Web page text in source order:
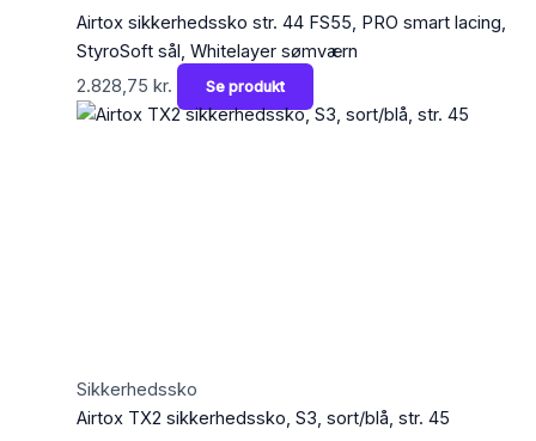
Airtox sikkerhedssko str. 44 FS55, PRO smart lacing,
StyroSoft sål, Whitelayer sømværn
2.828,75 kr. Se produkt
Sikkerhedssko
Airtox TX2 sikkerhedssko, S3, sort/blå, str. 45